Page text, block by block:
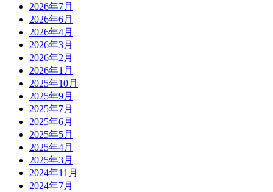
2026年7月
2026年6月
2026年4月
2026年3月
2026年2月
2026年1月
2025年10月
2025年9月
2025年7月
2025年6月
2025年5月
2025年4月
2025年3月
2024年11月
2024年7月